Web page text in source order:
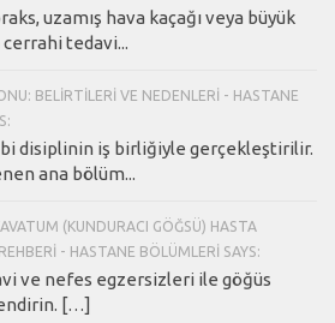
uzamış hava kaçağı veya büyük
cerrahi tedavi...
BELIRTILERI VE NEDENLERI - HASTANE
disiplinin iş birliğiyle gerçekleştirilir.
ana bölüm...
(KUNDURACI GÖĞSÜ) HASTA
- HASTANE BÖLÜMLERI SAYS:
ve nefes egzersizleri ile göğüs
[…]